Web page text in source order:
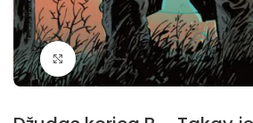
Klikni da povečaš